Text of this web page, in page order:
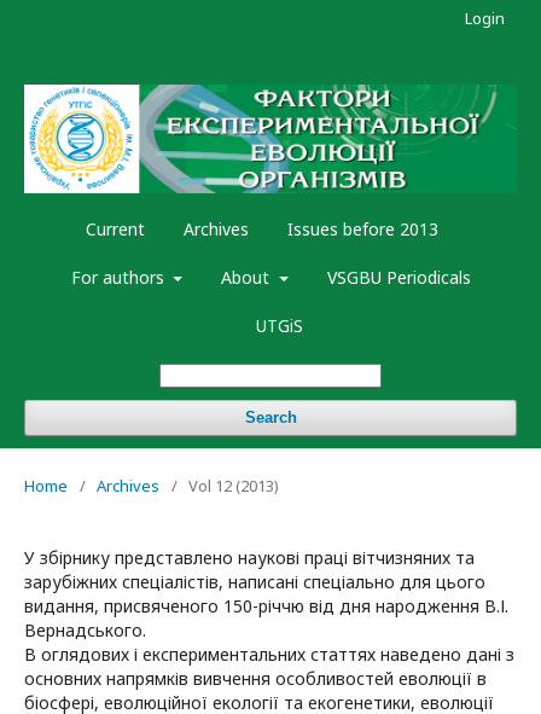
Current Archives Issues before 2013
For authors About VSGBU Periodicals
UTGiS
Search
Login
Home / Archives / Vol 12 (2013)
У збірнику представлено наукові праці вітчизняних та
зарубіжних спеціалістів, написані спеціально для цього
видання, присвяченого 150-річчю від дня народження В.І.
Вернадського.
В оглядових і експериментальних статтях наведено дані з
основних напрямків вивчення особливостей еволюції в
біосфері, еволюційної екології та екогенетики, еволюції